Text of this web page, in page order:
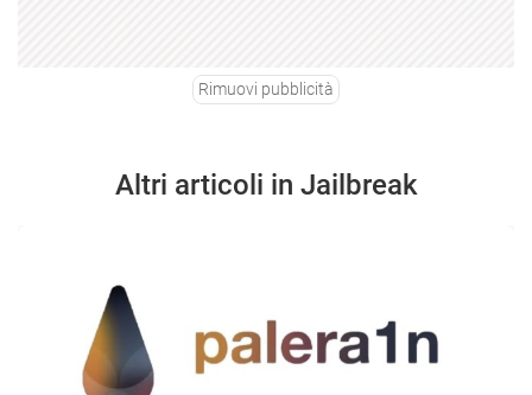
Rimuovi pubblicità
Altri articoli in Jailbreak